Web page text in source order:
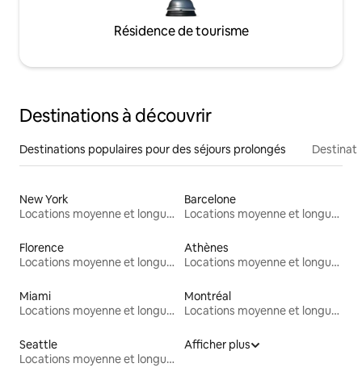
Résidence de tourisme
Destinations à découvrir
Destinations populaires pour des séjours prolongés
New York
Locations moyenne et longue durée
Barcelone
Locations moyenne et longue durée
Florence
Locations moyenne et longue durée
Athènes
Locations moyenne et longue durée
Miami
Locations moyenne et longue durée
Montréal
Locations moyenne et longue durée
Seattle
Locations moyenne et longue durée
Afficher plus